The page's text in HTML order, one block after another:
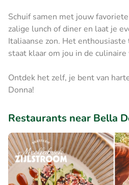
Schuif samen met jouw
zalige lunch of diner en laat je
Italiaanse zon. Het
staat klaar om jou in de
Ontdek het zelf, je bent van
Donna!
Restaurants near Bella